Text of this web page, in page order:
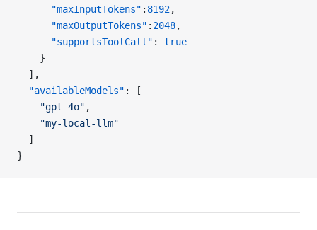
      "maxInputTokens"
: 8192,
      "maxOutputTokens"
: 2048,
      "supportsToolCall"
: true
    }
  ],
  "availableModels"
: [
    "gpt-4o"
,
    "my-local-llm"
  ]
}